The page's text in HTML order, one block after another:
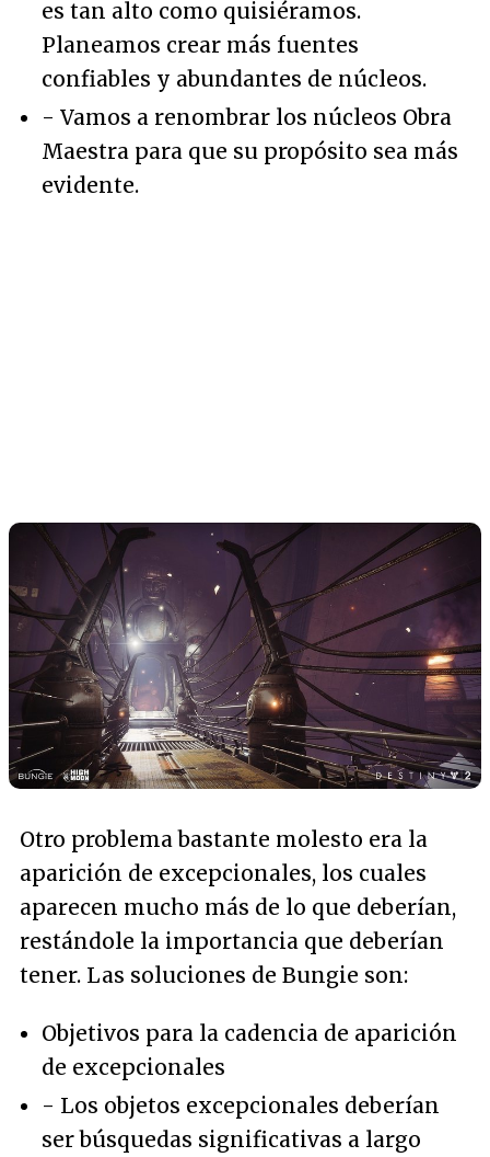
es tan alto como quisiéramos.
Planeamos crear más fuentes
confiables y abundantes de núcleos.
- Vamos a renombrar los núcleos Obra
Maestra para que su propósito sea más
evidente.
Otro problema bastante molesto era la
aparición de excepcionales, los cuales
aparecen mucho más de lo que deberían,
restándole la importancia que deberían
tener. Las soluciones de Bungie son:
Objetivos para la cadencia de aparición
de excepcionales
- Los objetos excepcionales deberían
ser búsquedas significativas a largo